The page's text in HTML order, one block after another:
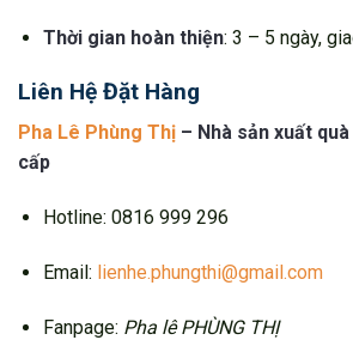
Thời gian hoàn thiện: 3 – 5 ngày,
Liên Hệ Đặt Hàng
Pha Lê Phùng Thị – Nhà sản xuất
cấp
Hotline: 0816 999 296
Email: lienhe.phungthi@gmail.com
Fanpage: Pha lê PHÙNG THỊ